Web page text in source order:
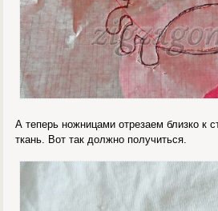
А теперь ножницами отрезаем близко к
ткань. Вот так должно получиться.